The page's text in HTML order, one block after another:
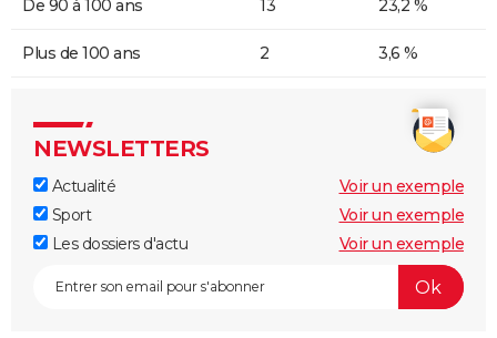
De 90 à 100 ans 13 23,2 %
Plus de 100 ans 2 3,6 %
NEWSLETTERS
Actualité
Voir un exemple
Sport
Voir un exemple
Les dossiers d'actu
Voir un exemple